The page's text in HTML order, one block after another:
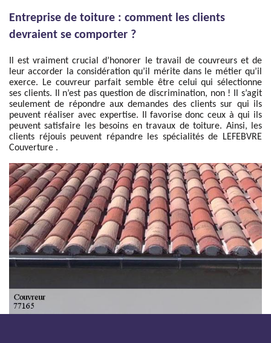
Entreprise de toiture : comment les clients
devraient se comporter ?
Il est vraiment crucial d’honorer le travail de couvreurs et de
leur accorder la considération qu’il mérite dans le métier qu’il
exerce. Le couvreur parfait semble être celui qui sélectionne
ses clients. Il n’est pas question de discrimination, non ! Il s’agit
seulement de répondre aux demandes des clients sur qui ils
peuvent réaliser avec expertise. Il favorise donc ceux à qui ils
peuvent satisfaire les besoins en travaux de toiture. Ainsi, les
clients réjouis peuvent répandre les spécialités de LEFEBVRE
Couverture .